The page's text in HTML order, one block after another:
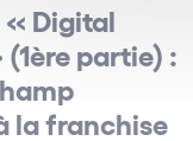
« Digital
partie) :
la franchise